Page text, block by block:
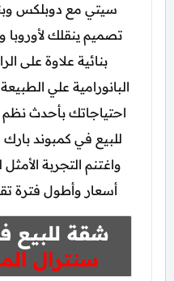
سيتي مع دوبلكس
تصميم ينقلك
بنائية علاوة على
البانورامية علي
احتياجاتك بأحدث
للبيع في كمبوند
واغتنم التجربة
أسعار وأطول فترة
شقة للبيع
سنترال